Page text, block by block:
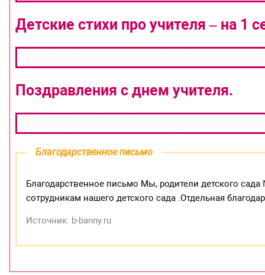
Детские стихи про учителя – на 1
Поздравления с днем учителя.
Благодарственное письмо
Благодарственное письмо Мы, родители детского
сотрудникам нашего детского сада .Отдельная
Источник: b-banny.ru